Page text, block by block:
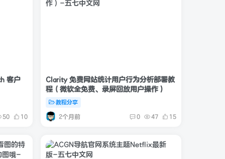
客户
50 10
Clarity 免费网站统计用户行为分析部署教
程（微软全免费、录屏回放用户操作）
教程分享
2个月前 0 47 15